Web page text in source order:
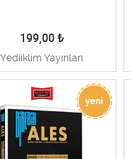
199,00₺
Yediiklim Yayınları